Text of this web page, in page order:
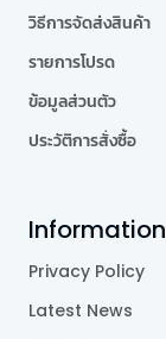
วิธีการจัดส่งสินค้า
รายการโปรด
ข้อมูลส่วนตัว
ประวัติการสั่งซื้อ
Information
Privacy Policy
Latest News